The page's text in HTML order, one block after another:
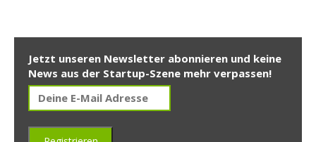
Jetzt unseren Newsletter abonnieren und keine
News aus der Startup-Szene mehr verpassen!